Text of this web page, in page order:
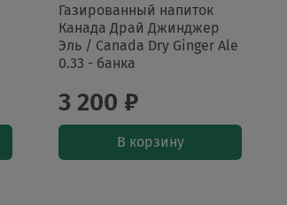
Газированный напиток
Канада Драй Джинджер
Эль / Canada Dry Ginger Ale
0.33 - банка
3 200 ₽
В корзину